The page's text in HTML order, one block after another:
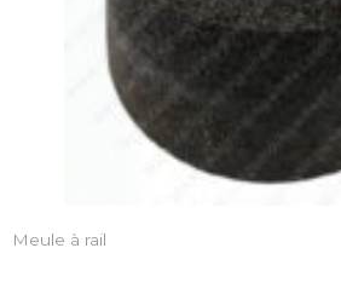
Meule à rail